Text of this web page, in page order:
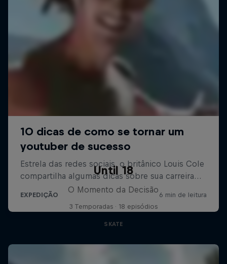
Until 18
O Momento da Decisão
3 Temporadas · 18 episódios
SKATE